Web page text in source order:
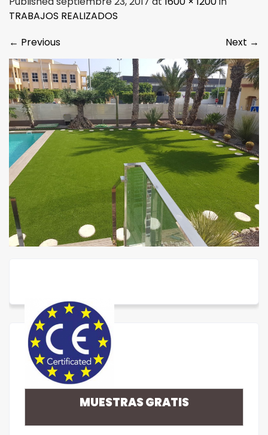
TRABAJOS REALIZADOS
← Previous Next →
MUESTRAS GRATIS